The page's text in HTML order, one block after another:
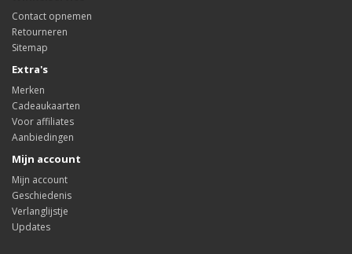
Contact opnemen
Retourneren
Sitemap
Extra's
Merken
Cadeaukaarten
Voor affiliates
Aanbiedingen
Mijn account
Mijn account
Geschiedenis
Verlanglijstje
Updates